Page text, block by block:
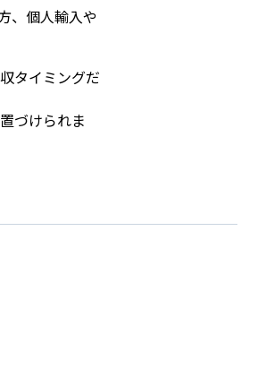
、個人輸入や
タイミングだ
づけられま